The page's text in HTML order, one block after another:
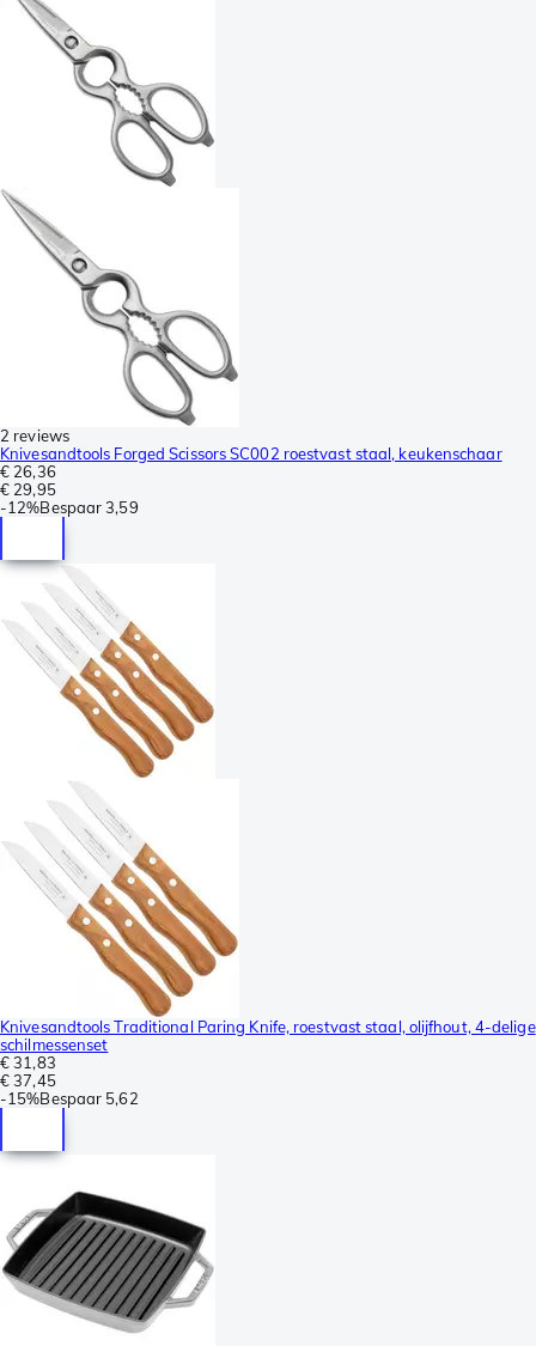
2 reviews
Knivesandtools Forged Scissors SC002 roestvast staal, keukenschaar
€ 26,36
€ 29,95
-12%Bespaar 3,59
Knivesandtools Traditional Paring Knife, roestvast staal, olijfhout, 4-delige
schilmessenset
€ 31,83
€ 37,45
-15%Bespaar 5,62